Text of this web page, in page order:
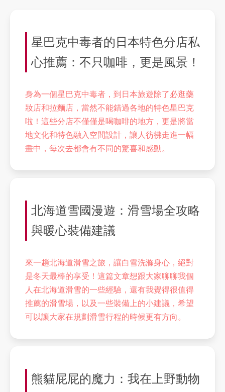
星巴克中毒者的日本特色分店私
心推薦：不只咖啡，更是風景！
身為一個星巴克中毒者，到日本旅遊除了必逛藥
妝店和拉麵店，當然不能錯過各地的特色星巴克
啦！這些分店不僅僅是喝咖啡的地方，更是將當
地文化和特色融入空間設計，讓人彷彿走進一幅
畫中，每次去都會有不同的驚喜和感動。
北海道雪國漫遊：滑雪場全攻略
與暖心裝備建議
來一趟北海道滑雪之旅，讓白雪洗滌身心，絕對
是冬天最棒的享受！這篇文章想跟大家聊聊我個
人在北海道滑雪的一些經驗，還有我覺得很值得
推薦的滑雪場，以及一些裝備上的小建議，希望
可以讓大家在規劃滑雪行程的時候更有方向。
熊貓屁屁的魔力：我在上野動物